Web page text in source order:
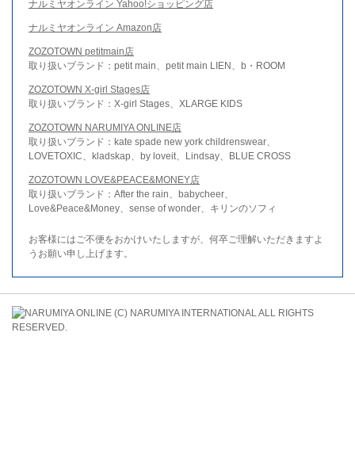
ナルミヤオンライン Yahoo!ショッピング店
ナルミヤオンライン Amazon店
ZOZOTOWN petitmain店
取り扱いブランド：petit main、petit main LIEN、b・ROOM
ZOZOTOWN X-girl Stages店
取り扱いブランド：X-girl Stages、XLARGE KIDS
ZOZOTOWN NARUMIYA ONLINE店
取り扱いブランド：kate spade new york childrenswear、
LOVETOXIC、kladskap、by loveit、Lindsay、BLUE CROSS
ZOZOTOWN LOVE&PEACE&MONEY店
取り扱いブランド：After the rain、babycheer、
Love&Peace&Money、sense of wonder、キリンのソフィ
お客様にはご不便をおかけいたしますが、何卒ご理解いただきますよ
うお願い申し上げます。